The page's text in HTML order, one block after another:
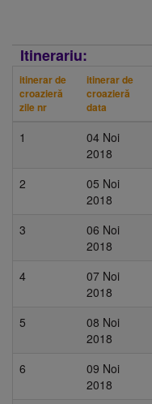
Itinerariu:
itinerar de
croazieră
zile nr
itinerar de
croazieră
data
1
04 Noi
2018
2
05 Noi
2018
3
06 Noi
2018
4
07 Noi
2018
5
08 Noi
2018
6
09 Noi
2018